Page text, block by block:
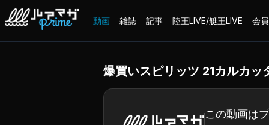
動画 雑誌 記事 陸王LIVE/艇王LIVE 会
爆買いスピリッツ 21カルカ
この動画は